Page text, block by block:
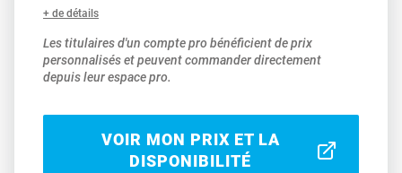
+ de détails
Les titulaires d'un compte pro bénéficient de prix
personnalisés et peuvent commander directement
depuis leur espace pro.
VOIR MON PRIX ET LA
DISPONIBILITÉ